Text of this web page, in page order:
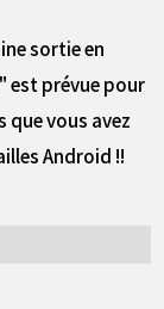
sortie en
est prévue pour
que vous avez
Android !!